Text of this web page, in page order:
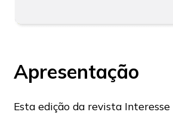
Apresentação
Esta edição da revista Interesse